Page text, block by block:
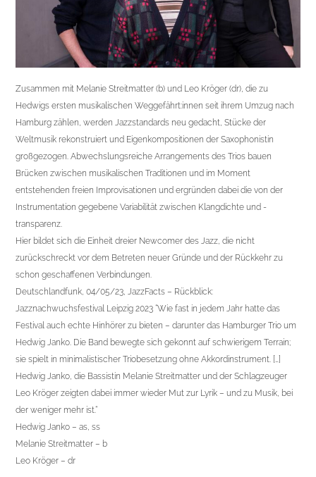
Zusammen mit Melanie Streitmatter (b) und Leo Kröger (dr), die zu
Hedwigs ersten musikalischen Weggefährt:innen seit ihrem Umzug nach
Hamburg zählen, werden Jazzstandards neu gedacht, Stücke der
Weltmusik rekonstruiert und Eigenkompositionen der Saxophonistin
großgezogen. Abwechslungsreiche Arrangements des Trios bauen
Brücken zwischen musikalischen Traditionen und im Moment
entstehenden freien Improvisationen und ergründen dabei die von der
Instrumentation gegebene Variabilität zwischen Klangdichte und -
transparenz.
Hier bildet sich die Einheit dreier Newcomer des Jazz, die nicht
zurückschreckt vor dem Betreten neuer Gründe und der Rückkehr zu
schon geschaffenen Verbindungen.
Deutschlandfunk, 04/05/23, JazzFacts – Rückblick:
Jazznachwuchsfestival Leipzig 2023 “Wie fast in jedem Jahr hatte das
Festival auch echte Hinhörer zu bieten – darunter das Hamburger Trio um
Hedwig Janko. Die Band bewegte sich gekonnt auf schwierigem Terrain;
sie spielt in minimalistischer Triobesetzung ohne Akkordinstrument. […]
Hedwig Janko, die Bassistin Melanie Streitmatter und der Schlagzeuger
Leo Kröger zeigten dabei immer wieder Mut zur Lyrik – und zu Musik, bei
der weniger mehr ist.“
Hedwig Janko – as, ss
Melanie Streitmatter – b
Leo Kröger – dr